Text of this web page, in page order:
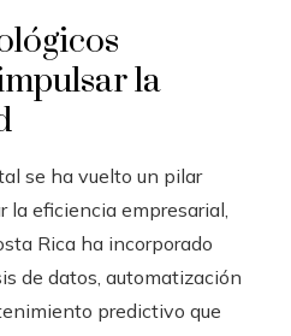
la
se ha vuelto un pilar
eficiencia empresarial,
Rica ha incorporado
de datos, automatización
predictivo que